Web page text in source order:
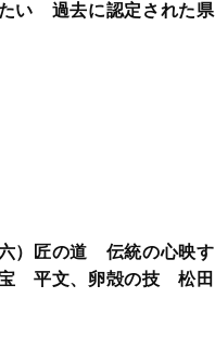
い 過去に認定された県
）匠の道 伝統の心映す
平文、卵殻の技 松田